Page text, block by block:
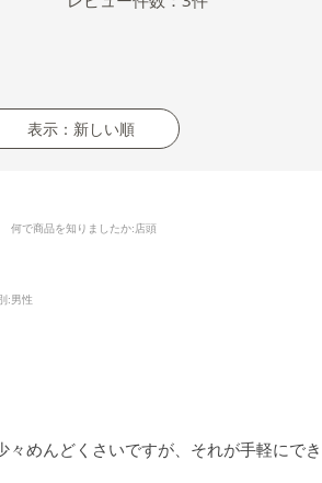
表示：新しい順
何で商品を知りましたか:店頭
:男性
々めんどくさいですが、それが手軽にでき